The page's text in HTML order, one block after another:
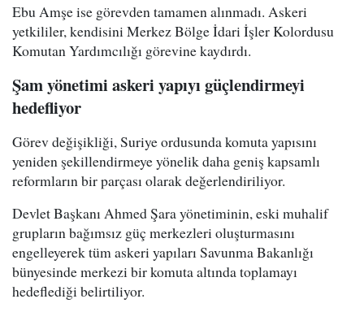
Ebu Amşe ise görevden tamamen alınmadı. Askeri
yetkililer, kendisini Merkez Bölge İdari İşler Kolordusu
Komutan Yardımcılığı görevine kaydırdı.
Şam yönetimi askeri yapıyı güçlendirmeyi
hedefliyor
Görev değişikliği, Suriye ordusunda komuta yapısını
yeniden şekillendirmeye yönelik daha geniş kapsamlı
reformların bir parçası olarak değerlendiriliyor.
Devlet Başkanı Ahmed Şara yönetiminin, eski muhalif
grupların bağımsız güç merkezleri oluşturmasını
engelleyerek tüm askeri yapıları Savunma Bakanlığı
bünyesinde merkezi bir komuta altında toplamayı
hedeflediği belirtiliyor.